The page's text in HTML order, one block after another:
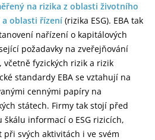
na rizika z oblasti životního
oblasti řízení (rizika ESG). EBA tak
nařízení o kapitálových
požadavky na zveřejňování
včetně fyzických rizik a rizik
standardy EBA se vztahují na
cennými papíry na
státech. Firmy tak stojí před
škálu informací o ESG rizicích,
svých aktivitách i ve svém